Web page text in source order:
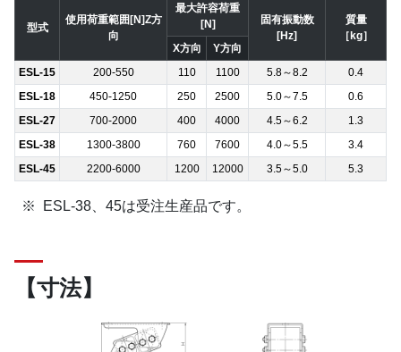
型式
使用荷重範囲[N]Z方
向
最大許容荷重
[N]
固有振動数
[Hz]
質量
［kg］
X方向
Y方向
ESL-15
200-550 110 1100 5.8～8.2
0.4
ESL-18
450-1250 250 2500 5.0～7.5
0.6
ESL-27
700-2000 400 4000 4.5～6.2
1.3
ESL-38
1300-3800 760 7600 4.0～5.5
3.4
ESL-45
2200-6000 1200 12000 3.5～5.0 5.3
ESL-38、45は受注生産品です。
【寸法】